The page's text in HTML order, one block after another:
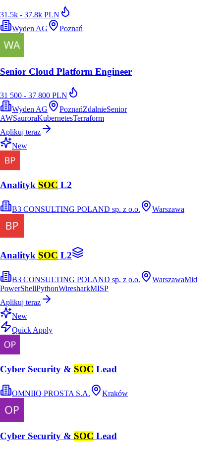
31.5k - 37.8k PLN
Wyden AG
Poznań
Senior Cloud Platform Engineer
31 500 - 37 800 PLN
Wyden AG
PoznańZdalnieSenior
AWSauroraKubernetesTerraform
Aplikuj teraz
New
Analityk SOC L2
B3 CONSULTING POLAND sp. z o.o. Warszawa
Analityk SOC L2
B3 CONSULTING POLAND sp. z o.o. WarszawaMid
PowerShellPythonWiresharkMISP
Aplikuj teraz
New
Quick Apply
Cyber Security & SOC Lead
OMNIIQ PROSTA S.A. Kraków
Cyber Security & SOC Lead